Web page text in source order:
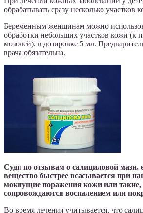
обрабатывать сразу несколько участков
Беременным женщинам можно
обработки небольших участков кожи (к
мозолей), в дозировке 5 мл.
врача обязательна.
Судя по отзывам о салициловой мази,
вещество быстрее всасывается при
мокнущие поражения кожи или такие,
сопровождаются воспалением или
Во время лечения учитывается, что